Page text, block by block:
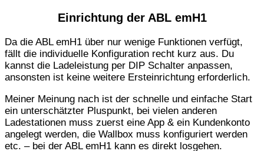
Einrichtung der ABL emH1
Da die ABL emH1 über nur wenige Funktionen verfügt,
fällt die individuelle Konfiguration recht kurz aus. Du
kannst die Ladeleistung per DIP Schalter anpassen,
ansonsten ist keine weitere Ersteinrichtung erforderlich.
Meiner Meinung nach ist der schnelle und einfache Start
ein unterschätzter Pluspunkt, bei vielen anderen
Ladestationen muss zuerst eine App & ein Kundenkonto
angelegt werden, die Wallbox muss konfiguriert werden
etc. – bei der ABL emH1 kann es direkt losgehen.